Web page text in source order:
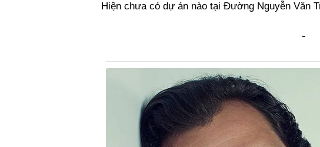
Hiện chưa có dự án nào tại Đường Nguyễn Văn